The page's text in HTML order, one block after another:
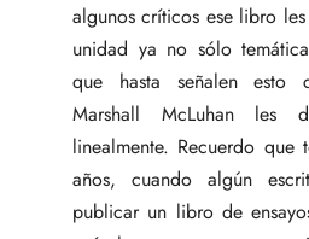
algunos críticos ese libro
unidad ya no sólo
que hasta señalen esto
Marshall McLuhan les
linealmente. Recuerdo que
años, cuando algún
publicar un libro de